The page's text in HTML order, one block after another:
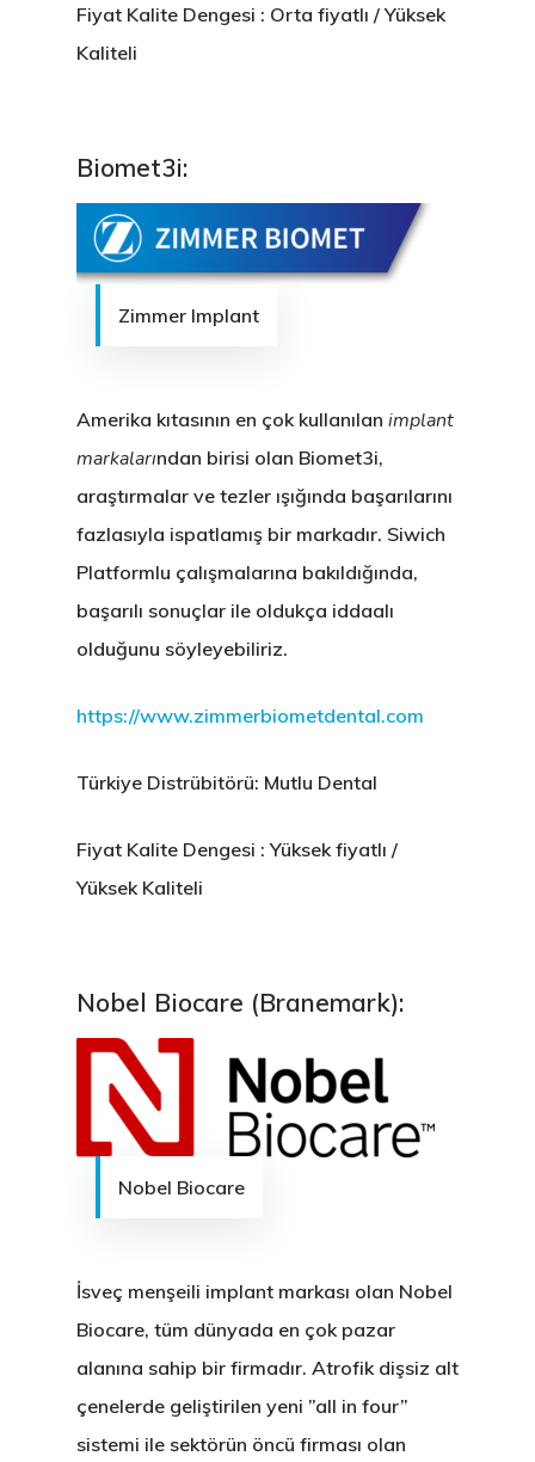
Fiyat Kalite Dengesi : Orta fiyatlı / Yüksek
Kaliteli
Biomet3i:
Zimmer Implant
Amerika kıtasının en çok kullanılan implant
markalarından birisi olan Biomet3i,
araştırmalar ve tezler ışığında başarılarını
fazlasıyla ispatlamış bir markadır. Siwich
Platformlu çalışmalarına bakıldığında,
başarılı sonuçlar ile oldukça iddaalı
olduğunu söyleyebiliriz.
https://www.zimmerbiometdental.com
Türkiye Distrübitörü: Mutlu Dental
Fiyat Kalite Dengesi : Yüksek fiyatlı /
Yüksek Kaliteli
Nobel Biocare (Branemark):
Nobel Biocare
İsveç menşeili implant markası olan Nobel
Biocare, tüm dünyada en çok pazar
alanına sahip bir firmadır. Atrofik dişsiz alt
çenelerde geliştirilen yeni ”all in four”
sistemi ile sektörün öncü firması olan